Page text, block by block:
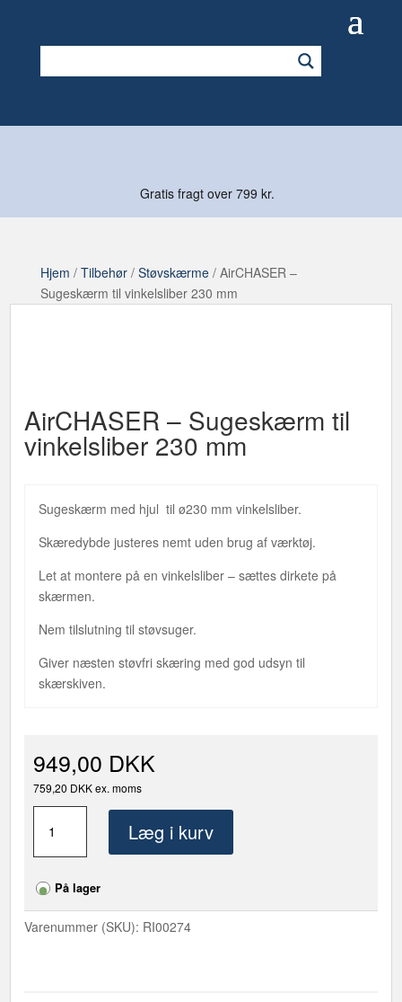
Gratis fragt over 799 kr.
Hjem / Tilbehør/ Støvskærme/ AirCHASER –
Sugeskærm til vinkelsliber 230 mm
AirCHASER – Sugeskærm til
vinkelsliber 230 mm
Sugeskærm med hjul til ø230 mm vinkelsliber.
Skæredybde justeres nemt uden brug af værktøj.
Let at montere på en vinkelsliber – sættes dirkete på
skærmen.
Nem tilslutning til støvsuger.
Giver næsten støvfri skæring med god udsyn til
skærskiven.
949,00 DKK
759,20 DKK ex. moms
Sugeskærm
til
vinkelsliber
Læg i kurv
På lager
Varenummer (SKU): RI00274